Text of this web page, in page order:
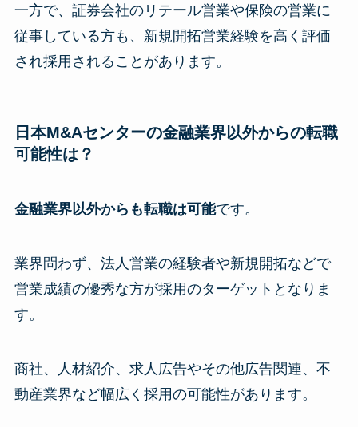
一方で、証券会社のリテール営業や保険の営業に
従事している方も、新規開拓営業経験を高く評価
され採用されることがあります。
日本M&Aセンターの金融業界以外からの転職
可能性は？
金融業界以外からも転職は可能です。
業界問わず、法人営業の経験者や新規開拓などで
営業成績の優秀な方が採用のターゲットとなりま
す。
商社、人材紹介、求人広告やその他広告関連、不
動産業界など幅広く採用の可能性があります。